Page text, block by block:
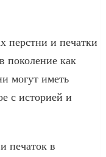
перстни и печатки
поколение как
могут иметь
с историей и
печаток в